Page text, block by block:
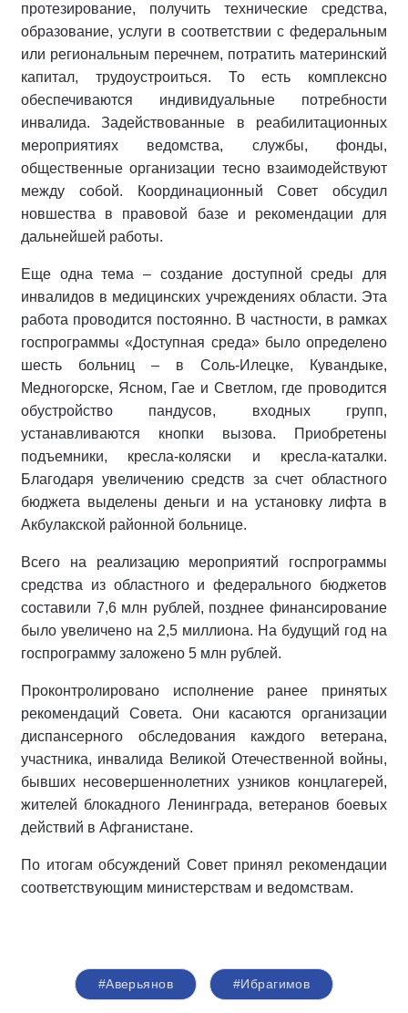
протезирование, получить технические средства,
образование, услуги в соответствии с федеральным
или региональным перечнем, потратить материнский
капитал, трудоустроиться. То есть комплексно
обеспечиваются индивидуальные потребности
инвалида. Задействованные в реабилитационных
мероприятиях ведомства, службы, фонды,
общественные организации тесно взаимодействуют
между собой. Координационный Совет обсудил
новшества в правовой базе и рекомендации для
дальнейшей работы.
Еще одна тема – создание доступной среды для
инвалидов в медицинских учреждениях области. Эта
работа проводится постоянно. В частности, в рамках
госпрограммы «Доступная среда» было определено
шесть больниц – в Соль-Илецке, Кувандыке,
Медногорске, Ясном, Гае и Светлом, где проводится
обустройство пандусов, входных групп,
устанавливаются кнопки вызова. Приобретены
подъемники, кресла-коляски и кресла-каталки.
Благодаря увеличению средств за счет областного
бюджета выделены деньги и на установку лифта в
Акбулакской районной больнице.
Всего на реализацию мероприятий госпрограммы
средства из областного и федерального бюджетов
составили 7,6 млн рублей, позднее финансирование
было увеличено на 2,5 миллиона. На будущий год на
госпрограмму заложено 5 млн рублей.
Проконтролировано исполнение ранее принятых
рекомендаций Совета. Они касаются организации
диспансерного обследования каждого ветерана,
участника, инвалида Великой Отечественной войны,
бывших несовершеннолетних узников концлагерей,
жителей блокадного Ленинграда, ветеранов боевых
действий в Афганистане.
По итогам обсуждений Совет принял рекомендации
соответствующим министерствам и ведомствам.
#Аверьянов #Ибрагимов